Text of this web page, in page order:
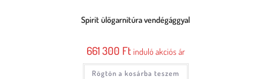
Spirit ülőgarnitúra vendégággyal
661 300 Ft induló akciós ár
Rögtön a kosárba teszem